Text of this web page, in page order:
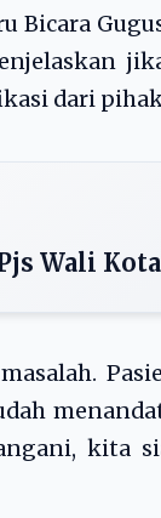
Bicara
dari pihak
Wali
kita